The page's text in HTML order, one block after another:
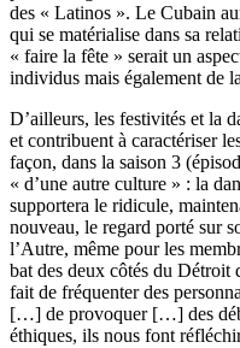
des « Latinos ». Le Cubain
qui se matérialise dans sa
« faire la fête » serait un
individus mais également de
D’ailleurs, les festivités et la
et contribuent à caractériser
façon, dans la saison 3
« d’une autre culture » : la
supportera le ridicule,
nouveau, le regard porté sur
l’Autre, même pour les
bat des deux côtés du Détroit
fait de fréquenter des
[…] de provoquer […] des
éthiques, ils nous font